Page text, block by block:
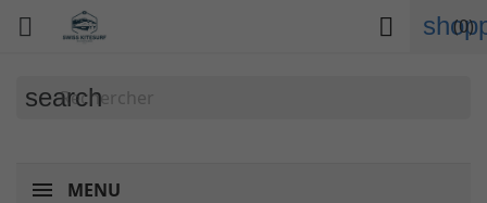
 (0)

search
MENU